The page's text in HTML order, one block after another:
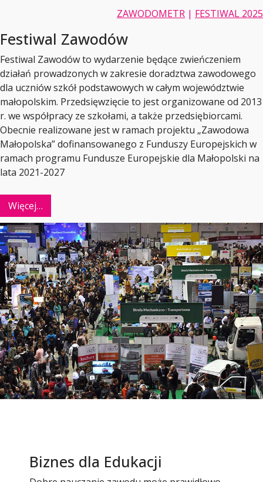
ZAWODOMETR | FESTIWAL 2025
Festiwal Zawodów
Festiwal Zawodów to wydarzenie będące zwieńczeniem
działań prowadzonych w zakresie doradztwa zawodowego
dla uczniów szkół podstawowych w całym województwie
małopolskim. Przedsięwzięcie to jest organizowane od 2013
r. we współpracy ze szkołami, a także przedsiębiorcami.
Obecnie realizowane jest w ramach projektu „Zawodowa
Małopolska” dofinansowanego z Funduszy Europejskich w
ramach programu Fundusze Europejskie dla Małopolski na
lata 2021-2027
Więcej…
Biznes dla Edukacji